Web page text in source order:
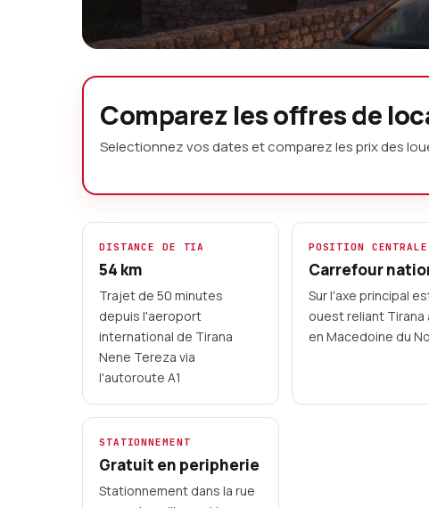
Location de
sans caution
Explorez Elbasan et la campagne
location. Comparez les offres de
decouvrez le chateau historique, la
montagne environnantes a votre
Loueurs locaux albanais
Paiement par carte
Options sans depot disponibles
Comparez les offres de
Selectionnez vos dates et comparez les prix des
DISTANCE DE TIA
54 km
Trajet de 50 minutes
depuis l'aeroport
international de Tirana
Nene Tereza via
l'autoroute A1
POSITION CENTRALE
Carrefour
Sur l'axe principal
ouest reliant Tirana
en Macedoine du
STATIONNEMENT
Gratuit en peripherie
Stationnement dans la rue